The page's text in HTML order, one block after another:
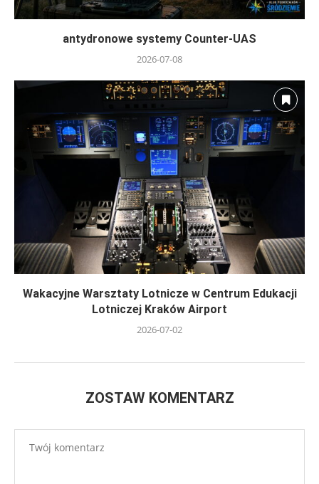
antydronowe systemy Counter-UAS
2026-07-08
Wakacyjne Warsztaty Lotnicze w Centrum Edukacji
Lotniczej Kraków Airport
2026-07-02
ZOSTAW KOMENTARZ